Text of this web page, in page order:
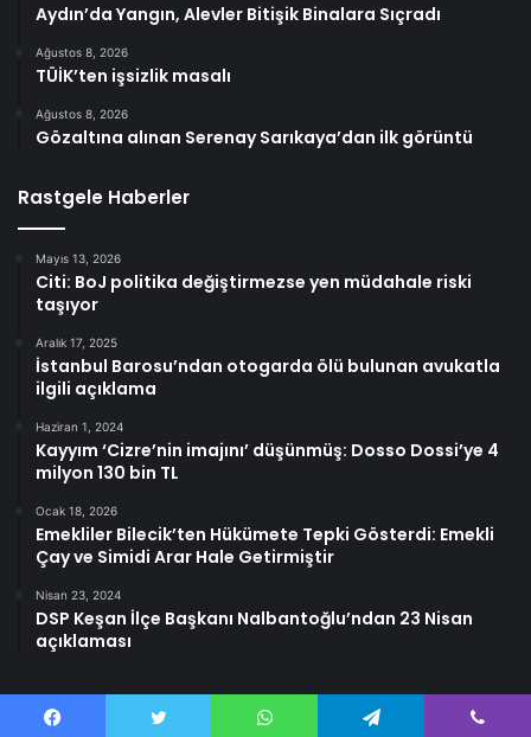
Aydın’da Yangın, Alevler Bitişik Binalara Sıçradı
Ağustos 8, 2026
TÜİK’ten işsizlik masalı
Ağustos 8, 2026
Gözaltına alınan Serenay Sarıkaya’dan ilk görüntü
Rastgele Haberler
Mayıs 13, 2026
Citi: BoJ politika değiştirmezse yen müdahale riski
taşıyor
Aralık 17, 2025
İstanbul Barosu’ndan otogarda ölü bulunan avukatla
ilgili açıklama
Haziran 1, 2024
Kayyım ‘Cizre’nin imajını’ düşünmüş: Dosso Dossi’ye 4
milyon 130 bin TL
Ocak 18, 2026
Emekliler Bilecik’ten Hükümete Tepki Gösterdi: Emekli
Çay ve Simidi Arar Hale Getirmiştir
Nisan 23, 2024
DSP Keşan İlçe Başkanı Nalbantoğlu’ndan 23 Nisan
açıklaması